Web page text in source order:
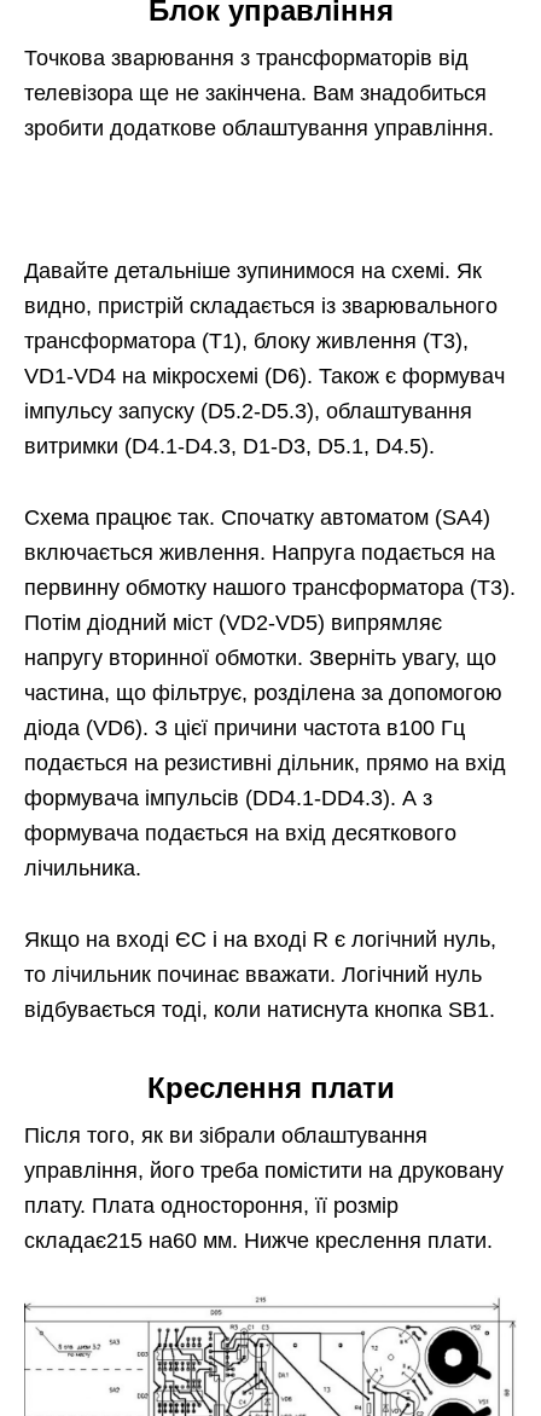
Блок управління
Точкова зварювання з трансформаторів від
телевізора ще не закінчена. Вам знадобиться
зробити додаткове облаштування управління.
Давайте детальніше зупинимося на схемі. Як
видно, пристрій складається із зварювального
трансформатора (T1), блоку живлення (Т3),
VD1-VD4 на мікросхемі (D6). Також є формувач
імпульсу запуску (D5.2-D5.3), облаштування
витримки (D4.1-D4.3, D1-D3, D5.1, D4.5).
Схема працює так. Спочатку автоматом (SA4)
включається живлення. Напруга подається на
первинну обмотку нашого трансформатора (Т3).
Потім діодний міст (VD2-VD5) випрямляє
напругу вторинної обмотки. Зверніть увагу, що
частина, що фільтрує, розділена за допомогою
діода (VD6). З цієї причини частота в100 Гц
подається на резистивні дільник, прямо на вхід
формувача імпульсів (DD4.1-DD4.3). А з
формувача подається на вхід десяткового
лічильника.
Якщо на вході ЄС і на вході R є логічний нуль,
то лічильник починає вважати. Логічний нуль
відбувається тоді, коли натиснута кнопка SB1.
Креслення плати
Після того, як ви зібрали облаштування
управління, його треба помістити на друковану
плату. Плата одностороння, її розмір
складає215 на60 мм. Нижче креслення плати.